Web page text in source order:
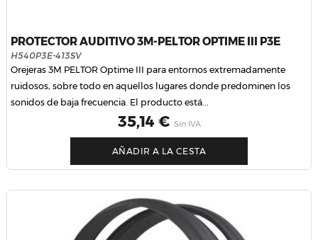
PROTECTOR AUDITIVO 3M-PELTOR OPTIME III P3E
H540P3E-413SV
Orejeras 3M PELTOR Optime III para entornos extremadamente
ruidosos, sobre todo en aquellos lugares donde predominen los
sonidos de baja frecuencia. El producto está...
Precio
35,14 € Sin IVA
AÑADIR A LA CESTA